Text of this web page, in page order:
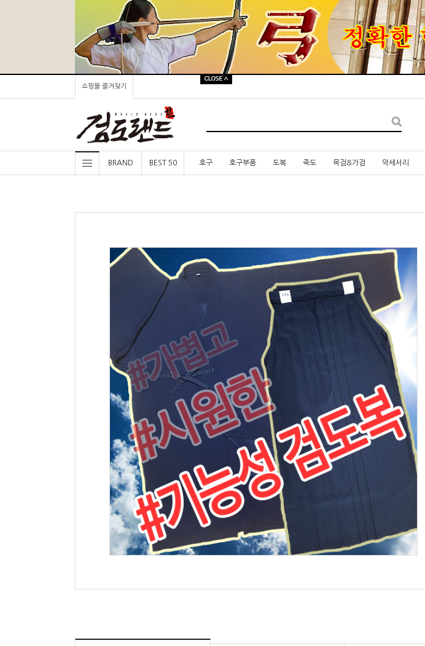
쇼핑몰 즐겨찾기
BRAND BEST 50 호구 호구부품 도복 죽도 목검&가검 악세서리